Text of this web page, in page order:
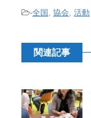
-全国 , 協会, 活動
関連記事